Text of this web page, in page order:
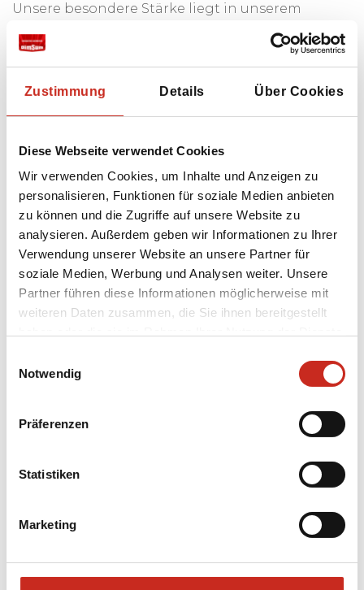
Zustimmung Details Über Cookies
Diese Webseite verwendet Cookies
Wir verwenden Cookies, um Inhalte und Anzeigen zu
personalisieren, Funktionen für soziale Medien anbieten
zu können und die Zugriffe auf unsere Website zu
analysieren. Außerdem geben wir Informationen zu Ihrer
Verwendung unserer Website an unsere Partner für
soziale Medien, Werbung und Analysen weiter. Unsere
Partner führen diese Informationen möglicherweise mit
weiteren Daten zusammen, die Sie ihnen bereitgestellt
Notwendig
Präferenzen
Statistiken
Marketing
Unsere besondere Stärke liegt in unserem
maßgeschneiderte Reisen. Die
Zusammenstellung der Reisen erfolgt mit viel
persönlicher Aufmerksamkeit und Fachwissen.
Japan, die hervorragend organisiert ist und
Möglichkeiten in Japan sind sehr vielfältig:
Besuchen Sie Japan
Legt den Fokus auf Aktiv (Wanderungen in
den Bergen);
Wählen Sie lokale Erlebnisse mit
persönlichen Meet-a-local-Aktivitäten;
Abenteuerliche Aktivitäten für ein raues
Abendessen bei Einheimischen.